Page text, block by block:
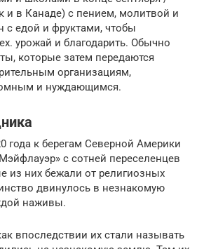
и в Канаде) с пением, молитвой и
с едой и фруктами, чтобы
урожай и благодарить. Обычно
которые затем передаются
организациям,
и нуждающимся.
года к берегам Северной Америки
с сотней переселенцев
из них бежали от религиозных
двинулось в незнакомую
наживы.
впоследствии их стали называть